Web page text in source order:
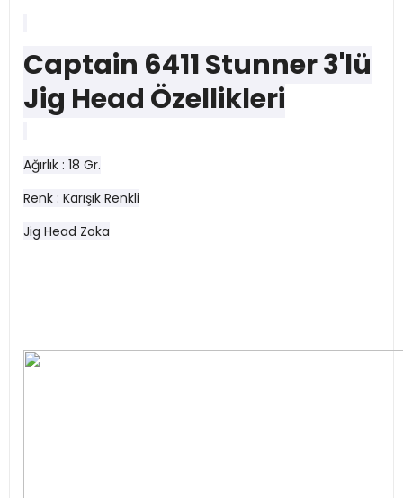
Captain 6411 Stunner 3'lü
Jig Head Özellikleri
Ağırlık : 18 Gr.
Renk : Karışık Renkli
Jig Head Zoka